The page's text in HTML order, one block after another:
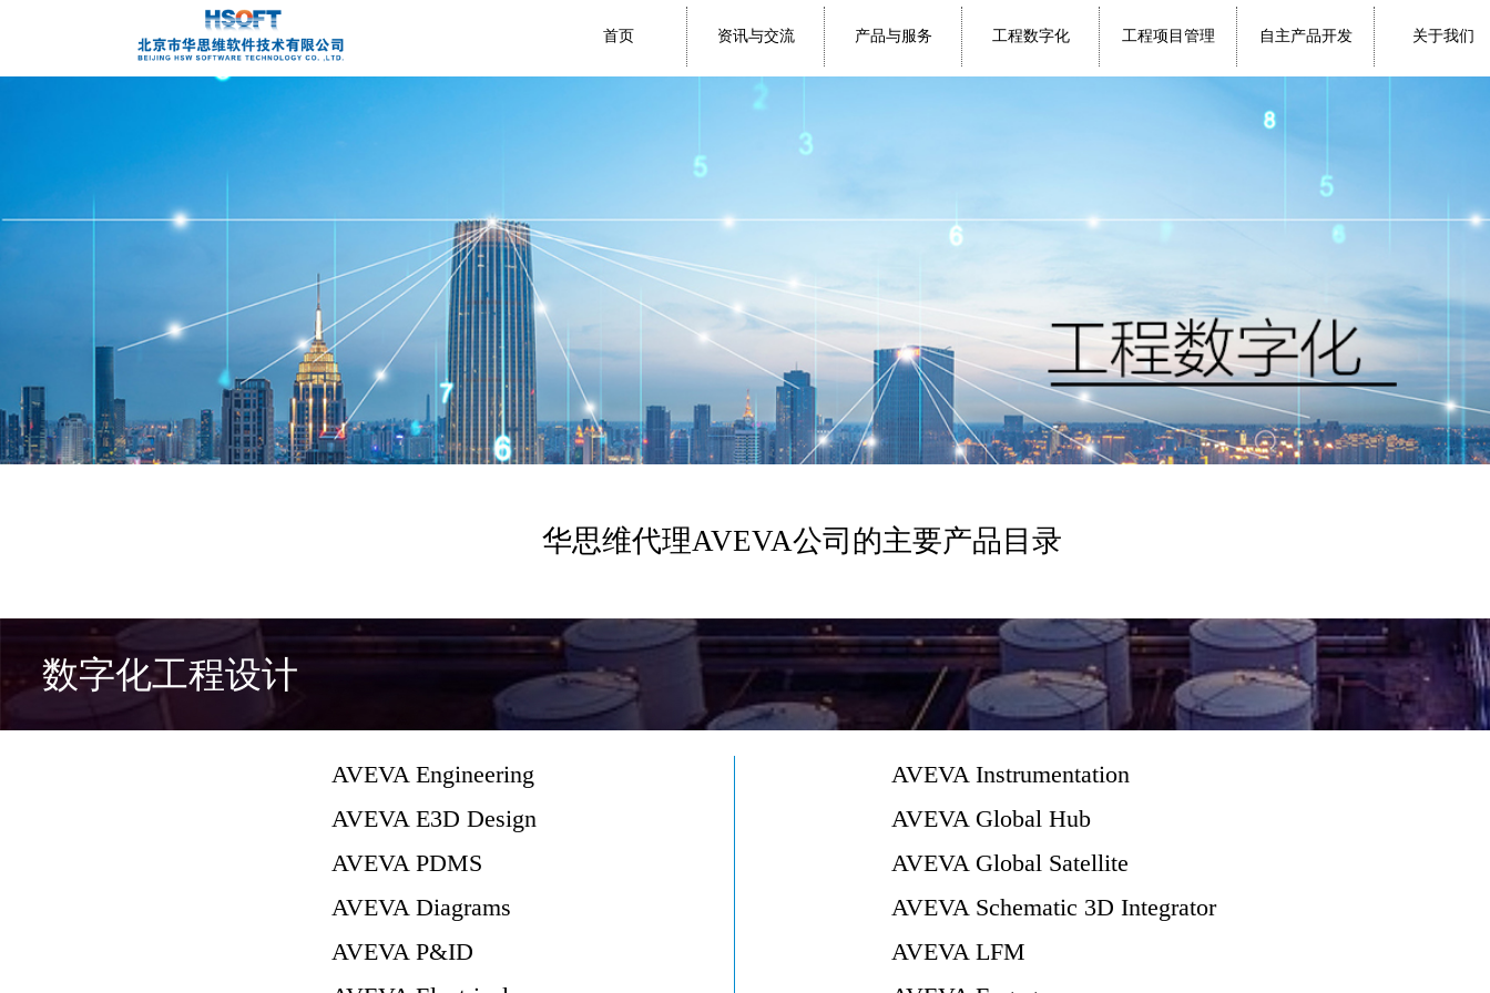
首页 资讯与交流 产品与服务 工程数字化 工程项目管理 自主产品开发 关于我们
华思维代理AVEVA公司的主要产品目录
数字化工程设计
AVEVA Engineering
AVEVA E3D Design
AVEVA PDMS
AVEVA Diagrams
AVEVA P&ID
AVEVA Instrumentation
AVEVA Global Hub
AVEVA Global Satellite
AVEVA Schematic 3D Integrator
AVEVA LFM